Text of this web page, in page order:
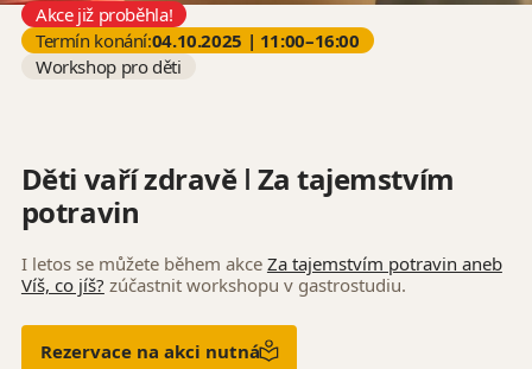
Akce již proběhla!
Termín konání:04.10.2025 | 11:00–16:00
Workshop pro děti
Děti vaří zdravě ǀ Za tajemstvím
potravin
I letos se můžete během akce Za tajemstvím potravin aneb
Víš, co jíš? zúčastnit workshopu v gastrostudiu.
Rezervace na akci nutná